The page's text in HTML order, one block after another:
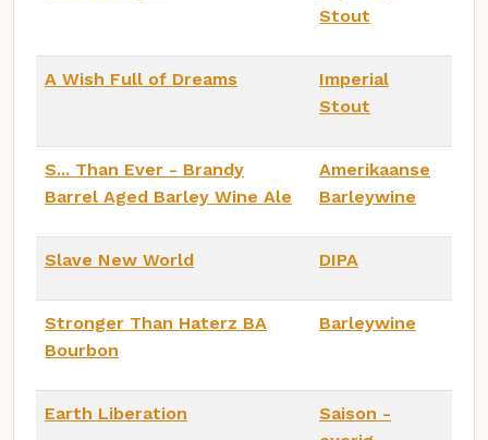
Stout
A Wish Full of Dreams
Imperial
Stout
S... Than Ever - Brandy
Barrel Aged Barley Wine Ale
Amerikaanse
Barleywine
Slave New World DIPA
Stronger Than Haterz BA
Bourbon
Barleywine
Earth Liberation
Saison -